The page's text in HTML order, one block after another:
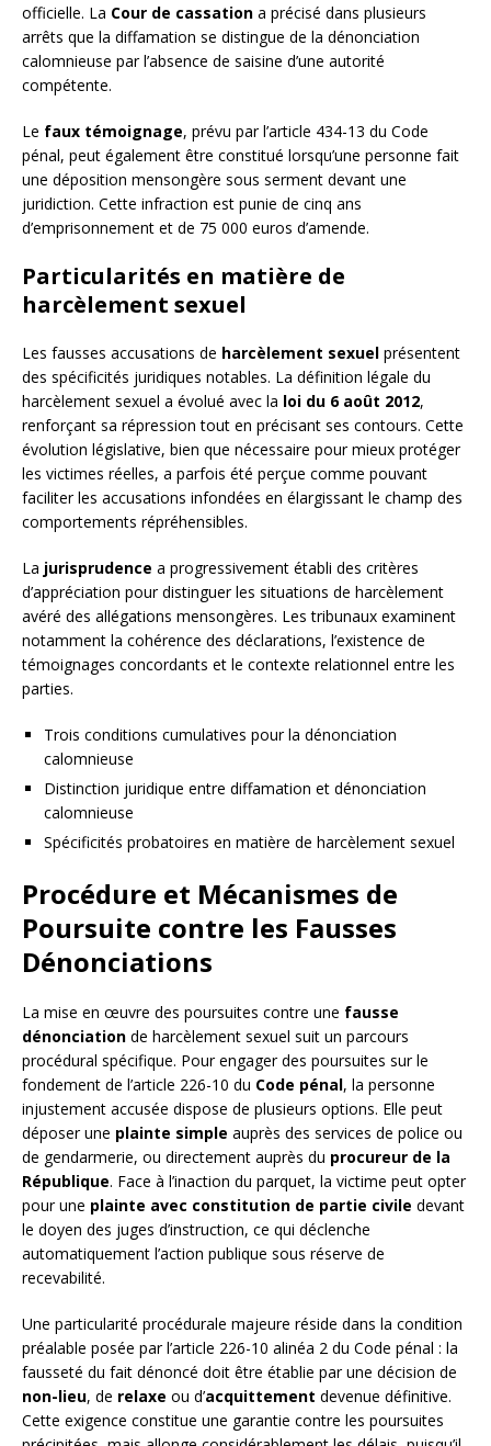
officielle. La Cour de cassation a précisé dans plusieurs
arrêts que la diffamation se distingue de la dénonciation
calomnieuse par l’absence de saisine d’une autorité
compétente.
Le faux témoignage, prévu par l’article 434-13 du Code
pénal, peut également être constitué lorsqu’une personne fait
une déposition mensongère sous serment devant une
juridiction. Cette infraction est punie de cinq ans
d’emprisonnement et de 75 000 euros d’amende.
Particularités en matière de
harcèlement sexuel
Les fausses accusations de harcèlement sexuel présentent
des spécificités juridiques notables. La définition légale du
harcèlement sexuel a évolué avec la loi du 6 août 2012,
renforçant sa répression tout en précisant ses contours. Cette
évolution législative, bien que nécessaire pour mieux protéger
les victimes réelles, a parfois été perçue comme pouvant
faciliter les accusations infondées en élargissant le champ des
comportements répréhensibles.
La jurisprudence a progressivement établi des critères
d’appréciation pour distinguer les situations de harcèlement
avéré des allégations mensongères. Les tribunaux examinent
notamment la cohérence des déclarations, l’existence de
témoignages concordants et le contexte relationnel entre les
parties.
Trois conditions cumulatives pour la dénonciation
calomnieuse
Distinction juridique entre diffamation et dénonciation
calomnieuse
Spécificités probatoires en matière de harcèlement sexuel
Procédure et Mécanismes de
Poursuite contre les Fausses
Dénonciations
La mise en œuvre des poursuites contre une fausse
dénonciation de harcèlement sexuel suit un parcours
procédural spécifique. Pour engager des poursuites sur le
fondement de l’article 226-10 du Code pénal, la personne
injustement accusée dispose de plusieurs options. Elle peut
déposer une plainte simple auprès des services de police ou
de gendarmerie, ou directement auprès du procureur de la
République. Face à l’inaction du parquet, la victime peut opter
pour une plainte avec constitution de partie civile devant
le doyen des juges d’instruction, ce qui déclenche
automatiquement l’action publique sous réserve de
recevabilité.
Une particularité procédurale majeure réside dans la condition
préalable posée par l’article 226-10 alinéa 2 du Code pénal : la
fausseté du fait dénoncé doit être établie par une décision de
non-lieu, de relaxe ou d’acquittement devenue définitive.
Cette exigence constitue une garantie contre les poursuites